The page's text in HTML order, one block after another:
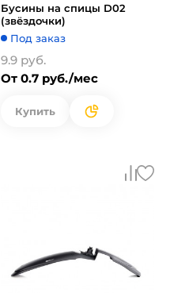
Бусины на спицы D02
(звёздочки)
Под заказ
9.9 руб.
От 0.7 руб./мес
Купить